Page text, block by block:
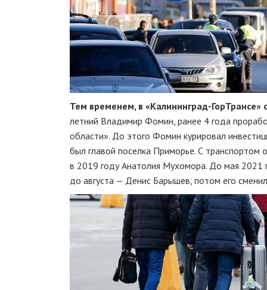
Тем временем, в «Калининград-ГорТрансе»
летний Владимир Фомин, ранее 4 года
области». До этого Фомин курировал
был главой поселка Приморье. С транспортом
в 2019 году Анатолия Мухомора. До мая 2021
до августа — Денис Барышев, потом его